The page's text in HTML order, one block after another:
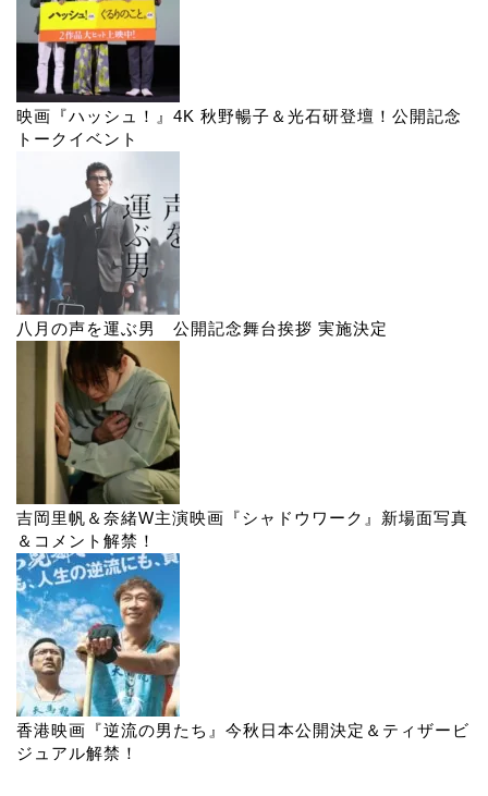
映画『ハッシュ！』4K 秋野暢子＆光石研登壇！公開記念
トークイベント
八月の声を運ぶ男 公開記念舞台挨拶 実施決定
吉岡里帆＆奈緒W主演映画『シャドウワーク』新場面写真
＆コメント解禁！
香港映画『逆流の男たち』今秋日本公開決定＆ティザービ
ジュアル解禁！